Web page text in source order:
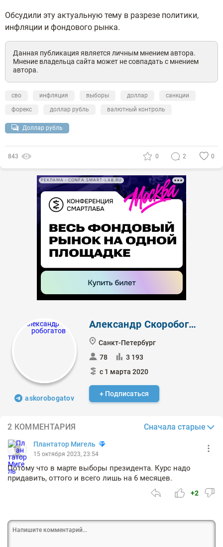
Обсудили эту актуальную тему в разрезе политики,
инфляции и фондового рынка.
Данная публикация является личным мнением автора.
Мнение владельца сайта может не совпадать с мнением
автора.
сво инфляция выборы доллар
санкции
форекс
доллар рубль валютный контроль
Доллар рубль
843 0 2 0
РЕКЛАМА • CONFA.SMART-LAB.RU
askorobogatov
Александр Скоробогатов
Санкт-Петербург
78
3 193
с 1 марта 2020
+ Подписаться
2 КОММЕНТАРИЯ Сначала старые
Плантатор Мигель
15 октября 2023, 23:54
Потому что в марте выборы президента. Курс надо
придавить, оттого и всего лишь на 6 месяцев.
+2